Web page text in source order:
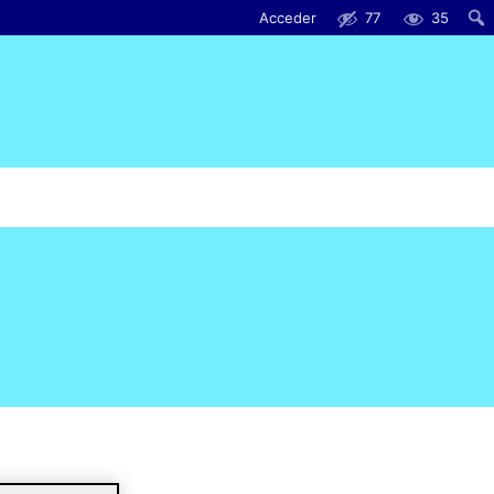
Acceder 77 35